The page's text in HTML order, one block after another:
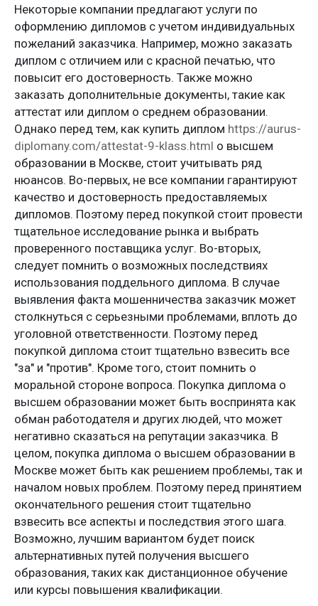
Некоторые компании предлагают услуги по
оформлению дипломов с учетом индивидуальных
пожеланий заказчика. Например, можно заказать
диплом с отличием или с красной печатью, что
повысит его достоверность. Также можно
заказать дополнительные документы, такие как
аттестат или диплом о среднем образовании.
Однако перед тем, как купить диплом https://aurus-
diplomany.com/attestat-9-klass.html о высшем
образовании в Москве, стоит учитывать ряд
нюансов. Во-первых, не все компании гарантируют
качество и достоверность предоставляемых
дипломов. Поэтому перед покупкой стоит провести
тщательное исследование рынка и выбрать
проверенного поставщика услуг. Во-вторых,
следует помнить о возможных последствиях
использования поддельного диплома. В случае
выявления факта мошенничества заказчик может
столкнуться с серьезными проблемами, вплоть до
уголовной ответственности. Поэтому перед
покупкой диплома стоит тщательно взвесить все
"за" и "против". Кроме того, стоит помнить о
моральной стороне вопроса. Покупка диплома о
высшем образовании может быть воспринята как
обман работодателя и других людей, что может
негативно сказаться на репутации заказчика. В
целом, покупка диплома о высшем образовании в
Москве может быть как решением проблемы, так и
началом новых проблем. Поэтому перед принятием
окончательного решения стоит тщательно
взвесить все аспекты и последствия этого шага.
Возможно, лучшим вариантом будет поиск
альтернативных путей получения высшего
образования, таких как дистанционное обучение
или курсы повышения квалификации.